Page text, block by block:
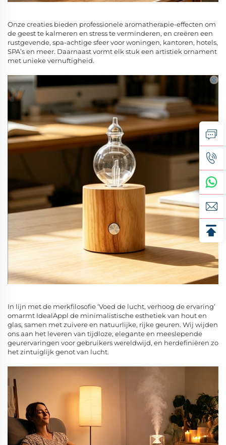
Onze creaties bieden professionele aromatherapie-effecten om
de geest te kalmeren en stress te verminderen, en creëren een
rustgevende, spa-achtige sfeer voor woningen, kantoren, hotels,
SPA’s en meer. Daarnaast vormt elk stuk een artistiek ornament
met unieke vernuftigheid.
In lijn met de merkfilosofie ‘Voed de lucht, verhoog de ervaring’
omarmt IdealAppl de minimalistische esthetiek van hout en
glas, samen met zuivere en natuurlijke, rijke geuren. Wij wijden
ons aan het leveren van tijdloze, elegante en meeslepende
geurervaringen voor gebruikers wereldwijd, en herdefiniëren zo
het zintuiglijk genot van lucht.